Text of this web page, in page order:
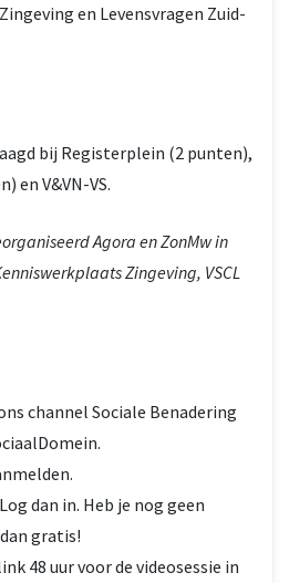
en Levensvragen Zuid-
bij Registerplein (2 punten),
en V&VN-VS.
Agora en ZonMw in
Zingeving, VSCL
channel Sociale Benadering
dan in. Heb je nog geen
gratis!
48 uur voor de videosessie in